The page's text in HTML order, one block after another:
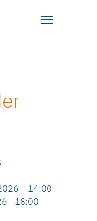
- 14:00
- 18:00